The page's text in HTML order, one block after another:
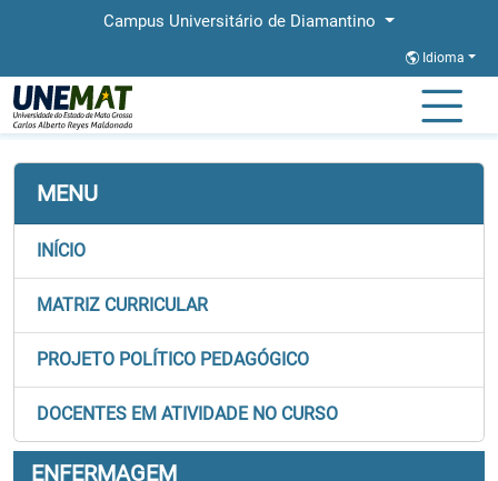
Campus Universitário de Diamantino
Idioma
Página Inicial Enfermagem
MENU
INÍCIO
MATRIZ CURRICULAR
PROJETO POLÍTICO PEDAGÓGICO
DOCENTES EM ATIVIDADE NO CURSO
ENFERMAGEM